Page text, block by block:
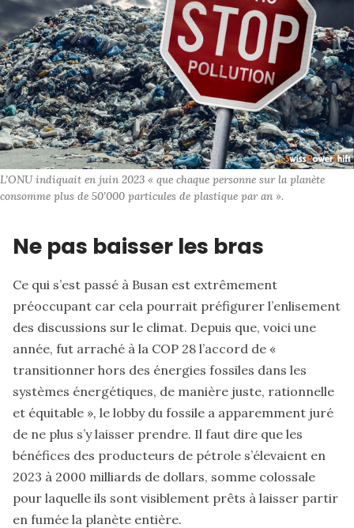
L’ONU indiquait en juin 2023 « que chaque personne sur la planète
consomme plus de 50’000 particules de plastique par an ».
Ne pas baisser les bras
Ce qui s’est passé à Busan est extrêmement
préoccupant car cela pourrait préfigurer l’enlisement
des discussions sur le climat. Depuis que, voici une
année, fut arraché à la COP 28 l’accord de «
transitionner hors des énergies fossiles dans les
systèmes énergétiques, de manière juste, rationnelle
et équitable », le lobby du fossile a apparemment juré
de ne plus s’y laisser prendre. Il faut dire que les
bénéfices des producteurs de pétrole s’élevaient en
2023 à 2000 milliards de dollars, somme colossale
pour laquelle ils sont visiblement prêts à laisser partir
en fumée la planète entière.